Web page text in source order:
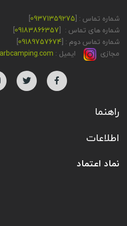
شماره تماس : [09371359275
]
شماره های تماس : [09183866357
]
شماره تماس دوم : [09189757674
]
مجازی
ایمیل :
راهنما
اطلاعات
نماد اعتماد